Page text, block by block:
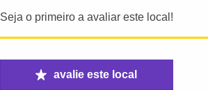
Seja o primeiro a avaliar este local!
avalie este local